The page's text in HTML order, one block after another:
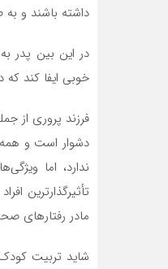
داشته باشند و
در این بین پدر
خوبی ایفا کند که
فرزند پروری از
دشوار است و همه
ندارد، اما
تأثیرگذارترین
مادر رفتار‌های
شاید تربیت کودک